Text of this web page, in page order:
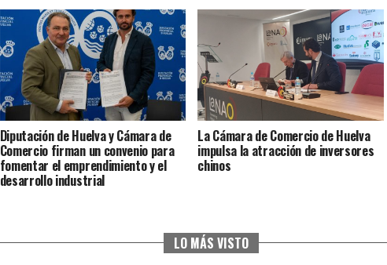
Diputación de Huelva y Cámara de
Comercio firman un convenio para
fomentar el emprendimiento y el
desarrollo industrial
La Cámara de Comercio de Huelva
impulsa la atracción de inversores
chinos
LO MÁS VISTO